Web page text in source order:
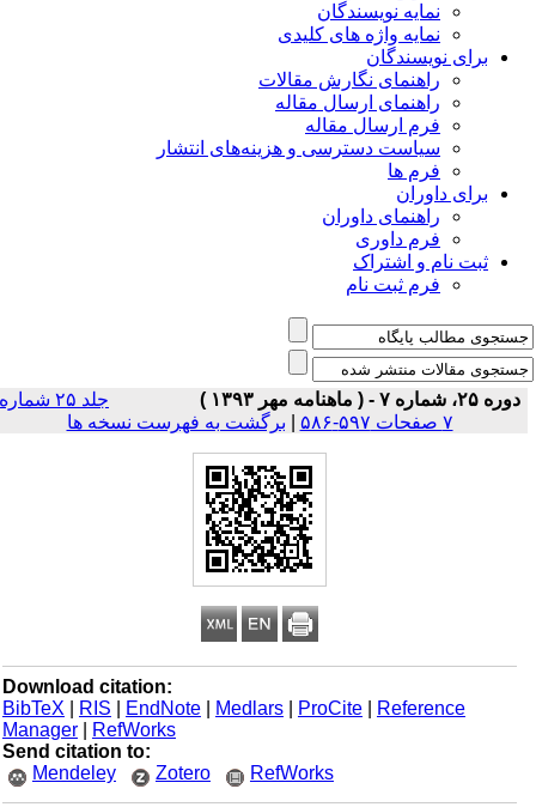
نمایه نویسندگان
نمایه واژه های کلیدی
برای نویسندگان
راهنمای نگارش مقالات
راهنمای ارسال مقاله
فرم ارسال مقاله
سیاست دسترسی و هزینه‌های انتشار
فرم ها
برای داوران
راهنمای داوران
فرم داوری
ثبت نام و اشتراک
فرم ثبت نام
دوره ۲۵، شماره ۷ - ( ماهنامه مهر ۱۳۹۳ )
جلد ۲۵ شماره
| برگشت به فهرست نسخه ها
Download citation:
BibTeX
| RIS |EndNote |Medlars |ProCite |Reference
Manager
|RefWorks
Send citation to:
Mendeley
Zotero RefWorks